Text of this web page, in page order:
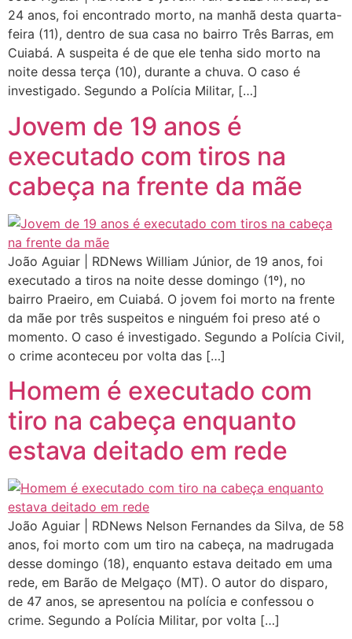
24 anos, foi encontrado morto, na manhã desta quarta-
feira (11), dentro de sua casa no bairro Três Barras, em
Cuiabá. A suspeita é de que ele tenha sido morto na
noite dessa terça (10), durante a chuva. O caso é
investigado. Segundo a Polícia Militar, […]
Jovem de 19 anos é
executado com tiros na
cabeça na frente da mãe
João Aguiar | RDNews William Júnior, de 19 anos, foi
executado a tiros na noite desse domingo (1º), no
bairro Praeiro, em Cuiabá. O jovem foi morto na frente
da mãe por três suspeitos e ninguém foi preso até o
momento. O caso é investigado. Segundo a Polícia Civil,
o crime aconteceu por volta das […]
Homem é executado com
tiro na cabeça enquanto
estava deitado em rede
João Aguiar | RDNews Nelson Fernandes da Silva, de 58
anos, foi morto com um tiro na cabeça, na madrugada
desse domingo (18), enquanto estava deitado em uma
rede, em Barão de Melgaço (MT). O autor do disparo,
de 47 anos, se apresentou na polícia e confessou o
crime. Segundo a Polícia Militar, por volta […]